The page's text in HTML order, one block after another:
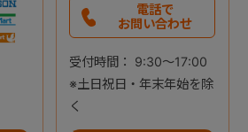
電話で
お問い合わせ
受付時間： 9:30～17:00
※土日祝日・年末年始を除
く